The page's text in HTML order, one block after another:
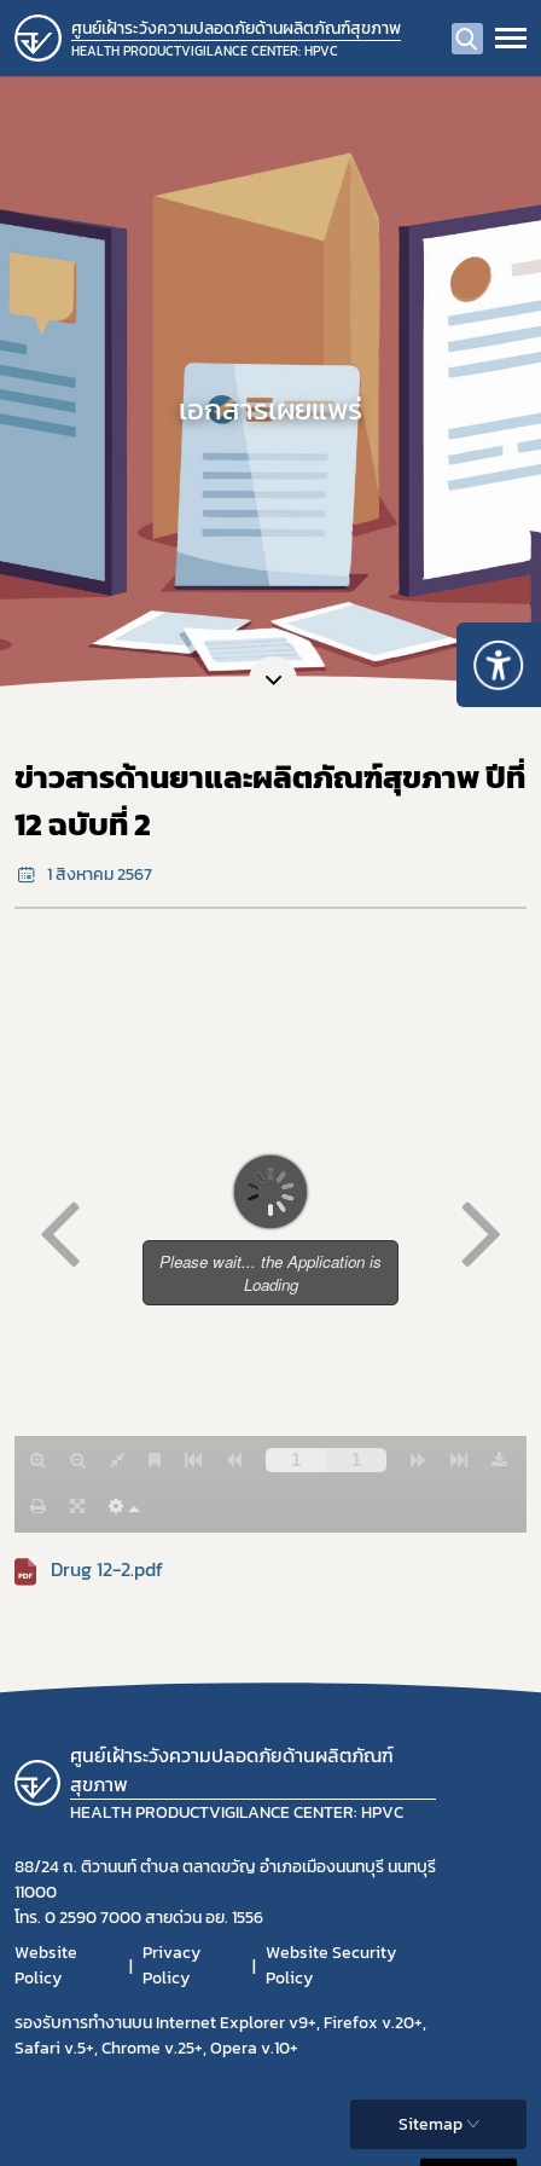
ศูนย์เฝ้าระวังความปลอดภัยด้านผลิตภัณฑ์สุขภาพ
HEALTH PRODUCTVIGILANCE CENTER: HPVC
เอกสารเผยแพร่
ข่าวสารด้านยาและผลิตภัณฑ์สุขภาพ ปีที่
12 ฉบับที่ 2
1 สิงหาคม 2567
Drug 12-2.pdf
ศูนย์เฝ้าระวังความปลอดภัยด้านผลิตภัณฑ์
สุขภาพ
HEALTH PRODUCTVIGILANCE CENTER: HPVC
88/24 ถ. ติวานนท์ ตำบล ตลาดขวัญ อำเภอเมืองนนทบุรี นนทบุรี
11000
โทร. 0 2590 7000 สายด่วน อย. 1556
Website
Policy
Privacy
Policy
Website Security
Policy
รองรับการทำงานบน Internet Explorer v9+, Firefox v.20+,
Safari v.5+, Chrome v.25+, Opera v.10+
Sitemap
เลือกหัวข้อที่ท่านต้องการ Subscribe